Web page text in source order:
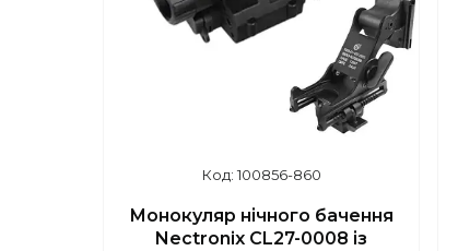
100856-860
Монокуляр нічного бачення
Nectronix CL27-0008 із